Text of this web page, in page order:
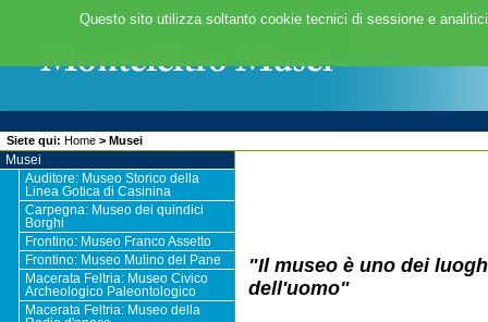
Siete qui: Home> Musei
Musei
Auditore: Museo Storico della
Linea Gotica di Casinina
Carpegna: Museo dei quindici
Borghi
Frontino: Museo Franco Assetto
Frontino: Museo Mulino del Pane
Macerata Feltria: Museo Civico
Archeologico Paleontologico
Macerata Feltria: Museo della
"Il museo è uno dei
dell'uomo"
Questo sito utilizza soltanto cookie tecnici di sessione e